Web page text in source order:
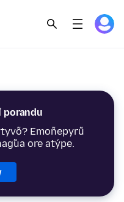
porandu
Emoñepyrũ
ore atýpe.